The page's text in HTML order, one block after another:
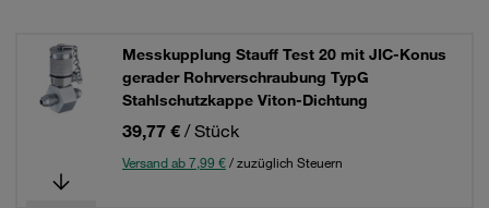
Messkupplung Stauff Test 20 mit JIC-Konus
gerader Rohrverschraubung TypG
Stahlschutzkappe Viton-Dichtung
39,77 € / Stück
Versand ab 7,99 €/ zuzüglich Steuern